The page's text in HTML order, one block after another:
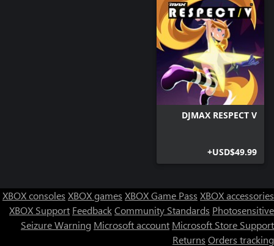
DJMAX RESPECT V
USD$49.99+
XBOX consoles XBOX games XBOX Game Pass XBOX accessories
XBOX Support FeedbackCommunity Standards Photosensitive
Seizure Warning Microsoft account Microsoft Store Support
Returns Orders tracking